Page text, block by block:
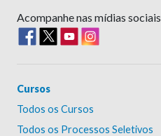
Acompanhe nas mídias sociais
Cursos
Todos os Cursos
Todos os Processos Seletivos